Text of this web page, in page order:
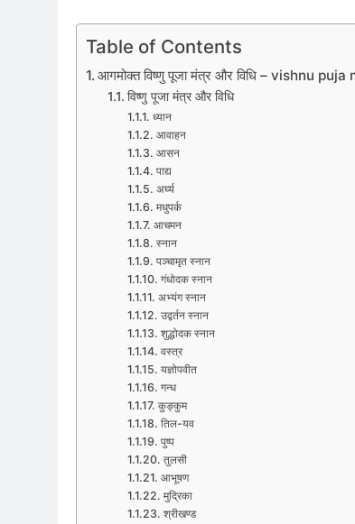
Table of Contents
आगमोक्त विष्णु पूजा मंत्र और विधि – vishnu
विष्णु पूजा मंत्र और विधि
ध्यान
आवाहन
आसन
पाद्य
अर्घ्य
मधुपर्क
आचमन
स्नान
पञ्चामृत स्नान
गंधोदक स्नान
अभ्यंग स्नान
उद्वर्तन स्नान
शुद्धोदक स्नान
वस्त्र
यज्ञोपवीत
गन्ध
कुङ्कुम
तिल-यव
पुष्प
तुलसी
आभूषण
मुद्रिका
श्रीखण्ड